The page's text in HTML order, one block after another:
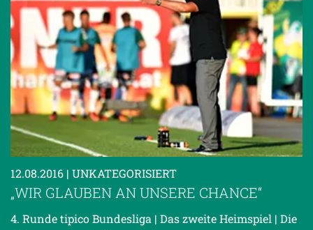
12.08.2016 | UNKATEGORISIERT
„WIR GLAUBEN AN UNSERE CHANCE“
4. Runde tipico Bundesliga | Das zweite Heimspiel | Die